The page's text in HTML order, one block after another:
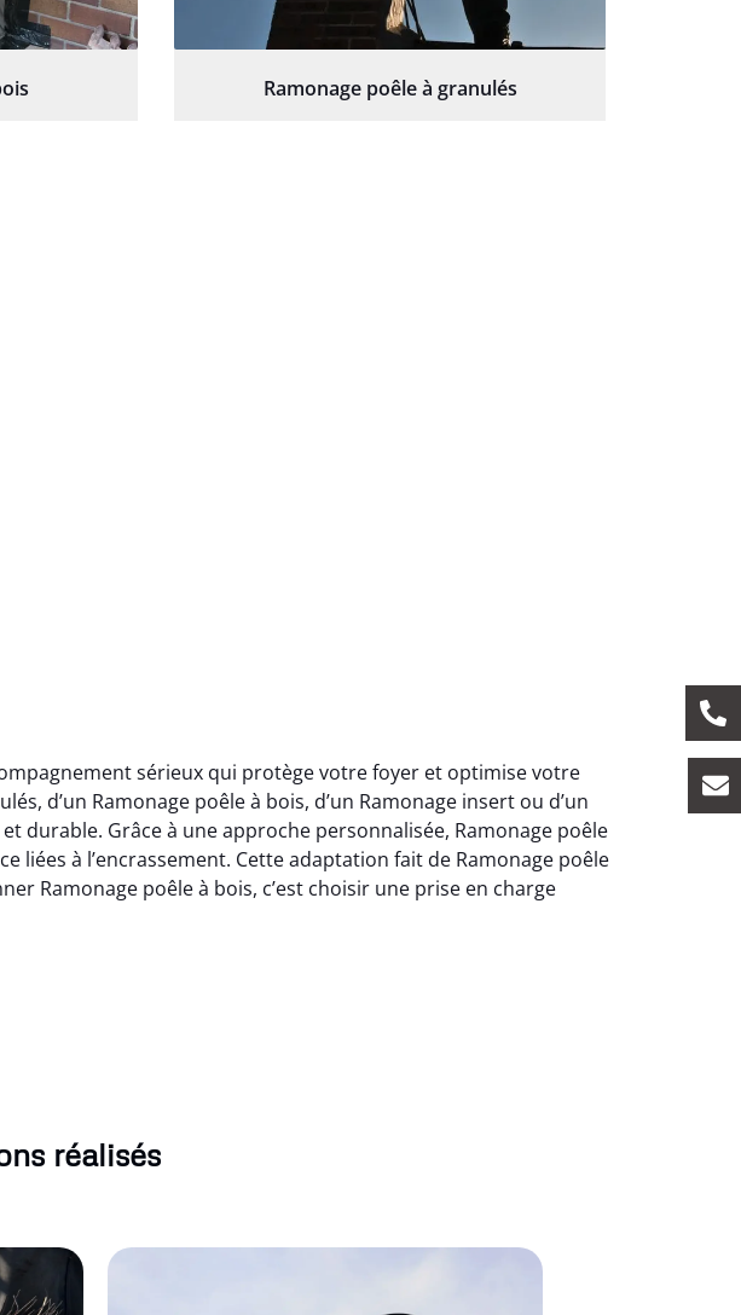
Ramonage poêle à granulés
sérieux qui protège votre foyer et optimise votre
d’un Ramonage poêle à bois, d’un Ramonage insert ou d’un
durable. Grâce à une approche personnalisée, Ramonage poêle
liées à l’encrassement. Cette adaptation fait de Ramonage poêle
Ramonage poêle à bois, c’est choisir une prise en charge
réalisés